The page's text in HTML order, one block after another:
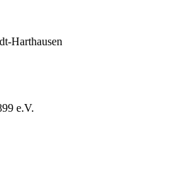
Harthausen
e.V.